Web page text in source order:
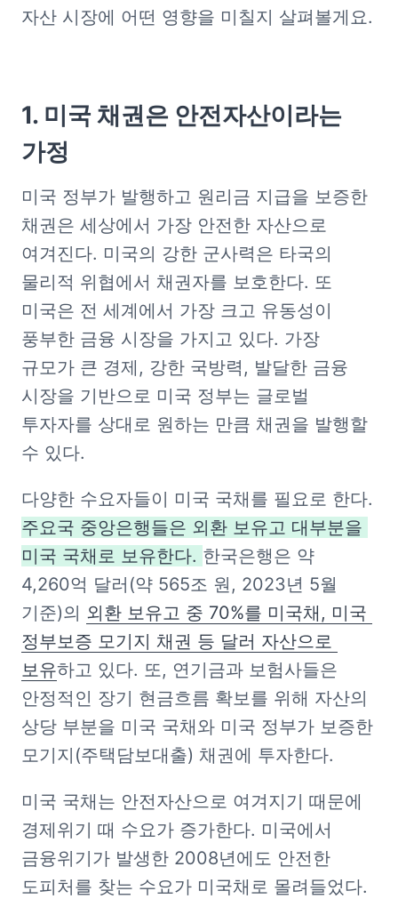
자산 시장에 어떤 영향을 미칠지 살펴볼게요.
1. 미국 채권은 안전자산이라는
가정
미국 정부가 발행하고 원리금 지급을 보증한
채권은 세상에서 가장 안전한 자산으로
여겨진다. 미국의 강한 군사력은 타국의
물리적 위협에서 채권자를 보호한다. 또
미국은 전 세계에서 가장 크고 유동성이
풍부한 금융 시장을 가지고 있다. 가장
규모가 큰 경제, 강한 국방력, 발달한 금융
시장을 기반으로 미국 정부는 글로벌
투자자를 상대로 원하는 만큼 채권을 발행할
수 있다.
주요국 중앙은행들은 외환 보유고 대부분을
미국 국채로 보유한다. 한국은행은 약
4,260억 달러(약 565조 원, 2023년 5월
기준)의 외환 보유고 중 70%를 미국채, 미국
정부보증 모기지 채권 등 달러 자산으로
보유하고 있다. 또, 연기금과 보험사들은
안정적인 장기 현금흐름 확보를 위해 자산의
상당 부분을 미국 국채와 미국 정부가 보증한
모기지(주택담보대출) 채권에 투자한다.
미국 국채는 안전자산으로 여겨지기 때문에
경제위기 때 수요가 증가한다. 미국에서
금융위기가 발생한 2008년에도 안전한
도피처를 찾는 수요가 미국채로 몰려들었다.